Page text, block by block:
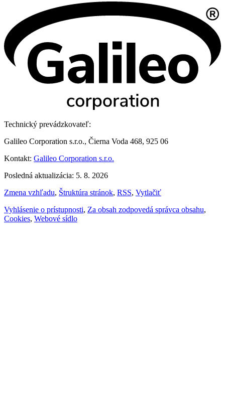
Technický prevádzkovateľ:
Galileo Corporation s.r.o., Čierna Voda 468, 925 06
Kontakt: Galileo Corporation s.r.o.
Posledná aktualizácia: 5. 8. 2026
Zmena vzhľadu, Štruktúra stránok, RSS, Vytlačiť
Vyhlásenie o prístupnosti, Za obsah zodpovedá správca obsahu,
Cookies, Webové sídlo